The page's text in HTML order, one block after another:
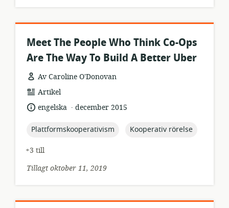
Meet The People Who Think Co-Ops
Are The Way To Build A Better Uber
Av Caroline O'Donovan
resursformat:
Artikel
språk:engelska .
publiceringsdatum:
december 2015
topic:
Plattformskooperativism topic:
Kooperativ rörelse
+3 till
Tillagt oktober 11, 2019